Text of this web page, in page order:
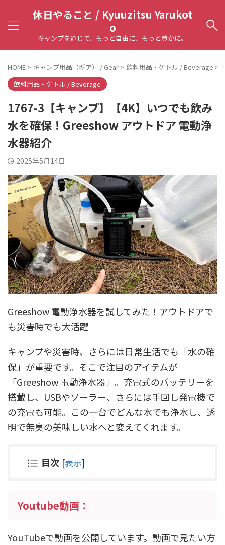
休日やること / Kyuuzitsu Yarukot
o
キャンプを通じて、もっと自由に、もっと豊かに。
HOME > キャンプ用品（ギア） / Gear > 飲料用品・ケトル / Beverage >
飲料用品・ケトル / Beverage
1767-3【キャンプ】【4K】いつでも飲み
水を確保！Greeshow アウトドア 電動浄
水器紹介
2025年5月14日
Greeshow 電動浄水器を試してみた！アウトドアで
も災害時でも大活躍
キャンプや災害時、さらには日常生活でも「水の確
保」が重要です。そこで注目のアイテムが
「Greeshow 電動浄水器」。充電式のバッテリーを
搭載し、USBやソーラー、さらには手回し発電機で
の充電も可能。この一台でどんな水でも浄水し、透
明で無臭の美味しい水へと変えてくれます。
目次 [表示]
Youtube動画：
YouTubeで動画を公開しています。動画で見たい方